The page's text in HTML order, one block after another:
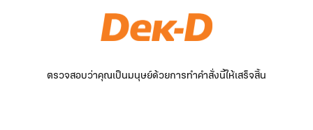
ตรวจสอบว่าคุณเป็นมนุษย์ด้วยการทำคำสั่งนี้ให้เสร็จสิ้น